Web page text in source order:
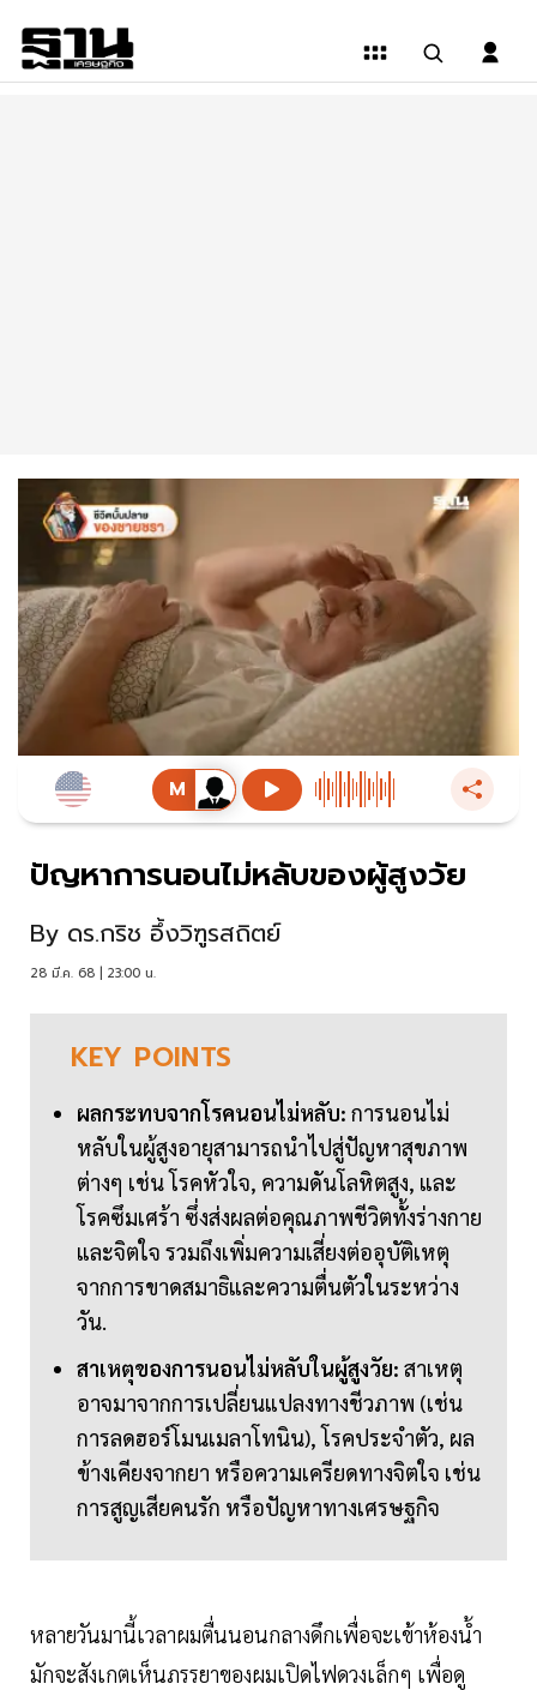
ปัญหาการนอนไม่หลับของผู้สูงวัย
By ดร.กริช อึ้งวิฑูรสถิตย์
28 มี.ค. 68 | 23:00 น.
KEY POINTS
ผลกระทบจากโรคนอนไม่หลับ: การนอนไม่
หลับในผู้สูงอายุสามารถนำไปสู่ปัญหาสุขภาพ
ต่างๆ เช่น โรคหัวใจ, ความดันโลหิตสูง, และ
โรคซึมเศร้า ซึ่งส่งผลต่อคุณภาพชีวิตทั้งร่างกาย
และจิตใจ รวมถึงเพิ่มความเสี่ยงต่ออุบัติเหตุ
จากการขาดสมาธิและความตื่นตัวในระหว่าง
วัน.
สาเหตุของการนอนไม่หลับในผู้สูงวัย: สาเหตุ
อาจมาจากการเปลี่ยนแปลงทางชีวภาพ (เช่น
การลดฮอร์โมนเมลาโทนิน), โรคประจำตัว, ผล
ข้างเคียงจากยา หรือความเครียดทางจิตใจ เช่น
การสูญเสียคนรัก หรือปัญหาทางเศรษฐกิจ
หลายวันมานี้เวลาผมตื่นนอนกลางดึกเพื่อจะเข้าห้องน้ำ
มักจะสังเกตเห็นภรรยาของผมเปิดไฟดวงเล็กๆ เพื่อดู